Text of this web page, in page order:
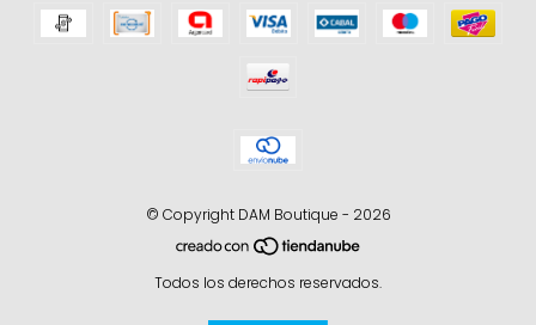
© Copyright DAM Boutique - 2026
Todos los derechos reservados.